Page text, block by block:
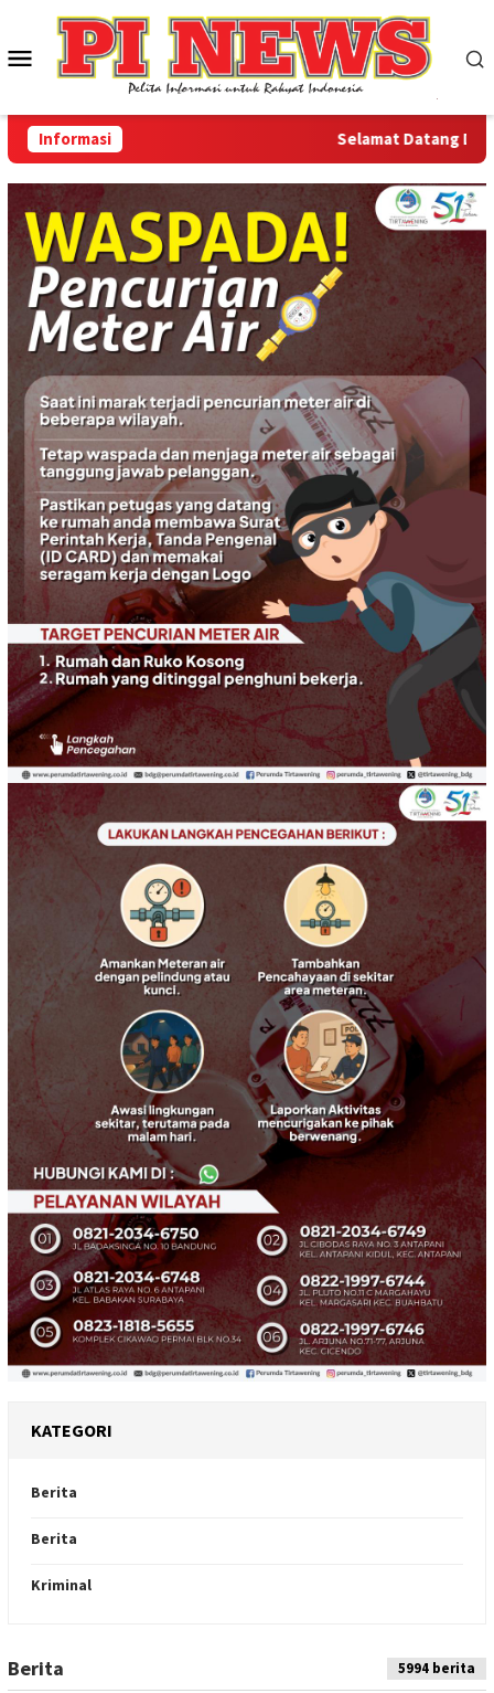
konten
Menu
Mobile
Informasi Selamat Datang Di
KATEGORI
Berita
Berita
Kriminal
Indeks
Berita 5994 berita